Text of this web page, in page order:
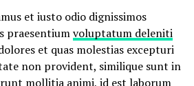
et iusto odio dignissimos
praesentiumvoluptatum deleniti
et quas molestias excepturi
non provident, similique sunt in
mollitia animi, id est laborum